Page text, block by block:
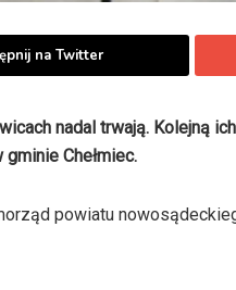
na Twitter
nadal trwają. Kolejną
Chełmiec.
powiatu